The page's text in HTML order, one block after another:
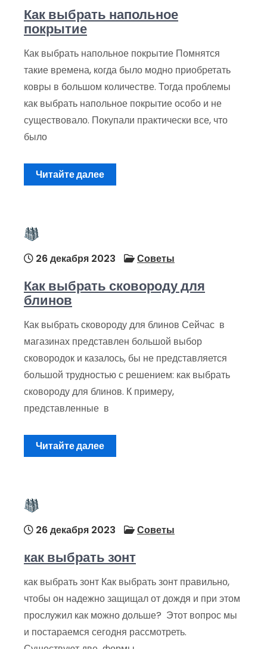
Как выбрать напольное
покрытие
Как выбрать напольное покрытие Помнятся
такие времена, когда было модно приобретать
ковры в большом количестве. Тогда проблемы
как выбрать напольное покрытие особо и не
существовало. Покупали практически все, что
было
Читайте далее
26 декабря 2023 Советы
Как выбрать сковороду для
блинов
Как выбрать сковороду для блинов Сейчас в
магазинах представлен большой выбор
сковородок и казалось, бы не представляется
большой трудностью с решением: как выбрать
сковороду для блинов. К примеру,
представленные в
Читайте далее
26 декабря 2023 Советы
как выбрать зонт
как выбрать зонт Как выбрать зонт правильно,
чтобы он надежно защищал от дождя и при этом
прослужил как можно дольше? Этот вопрос мы
и постараемся сегодня рассмотреть.